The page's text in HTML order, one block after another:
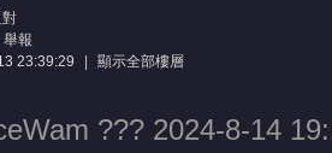
對
舉報
23:39:29
顯示全部樓層
??? 2024-8-14